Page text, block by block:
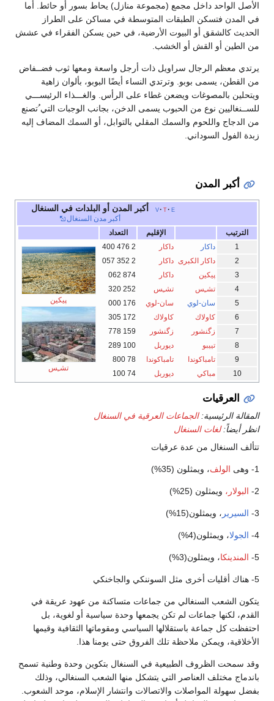
الأصل الواحد داخل مجمع (مجموعة منازل) يحاط بسور أو حائط. أما
في المدن فتسكن الطبقات المتوسطة في مساكن على الطراز
الحديث كالشقق أو البيوت الأرضية، في حين يسكن الفقراء في عشش
من الطين أو القش أو الخشب.
يرتدي معظم الرجال سراويل ذات أرجل واسعة ومعها ثوب فضــفاض
من القطن، يسمى بوبو. وترتدي النساء أيضًا البوبو، بألوان زاهية
ويتحلين بالمصوغات ويضعن غطاء على الرأس. والغـــذاء الرئيســـي
للســنغاليين نوع من الحبوب يسمى الدخن، بجانب الوجبات التي ُتصنع
من الدجاج واللحوم والسمك المقلي بالتوابل، أو السمك المضاف إليه
زبدة الفول السوداني.
أكبر المدن
v t e أكبر المدن أو البلدات في السنغال
أكبر مدن السنغال
الترتيب
الإقليم
التعداد
1
داكار داكار 2 476 400
پيكين
تشـِس
2 داكار الكبرى داكار
2 352 057
3
پيكين داكار
874 062
4
تشـِس تشـِس
252 320
5
سان-لوي سان-لوي
176 000
6
كاولاك كاولاك
172 305
7
زگنشور زگنشور
159 778
8
تييبو ديوربل
100 289
9
تامباكوندا تامباكوندا
78 800
10
مباكي ديوربل 74 100
العرقيات
المقالة الرئيسية:الجماعات العرقية في السنغال
انظر أيضاً:لغات السنغال
تتألف السنغال من عدة عرقيات
1- وهى الولف، ويمثلون (35%)
2- البولار، ويمثلون (25%)
3- السيرير ، ويمثلون(15%)
4- الجولا، ويمثلون(4%)
5- المندينكا، ويمثلون(3%)
5- هناك أقليات أخرى مثل السوننكي والجاخنكي
يتكون الشعب السنغالي من جماعات متساكنة من عهود عريقة في
القدم، لكنها جماعات لم تكن يجمعها وحدة سياسية أو لغوية، بل
احتفظت كل جماعة باستقلالها السياسي ومقوماتها الثقافية وقيمها
الأخلاقية، ويمكن ملاحظة تلك الفروق حتى يومنا هذا.
وقد سمحت الظروف الطبيعية في السنغال بتكوين وحدة وطنية تسمح
باندماج مختلف العناصر التي يتشكل منها الشعب السنغالي، وذلك
بفضل سهولة المواصلات والاتصالات وانتشار الإسلام، موحد الشعوب.